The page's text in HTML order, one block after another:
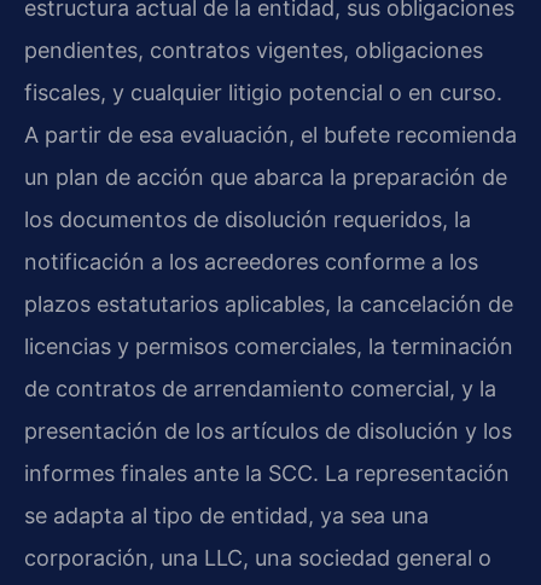
estructura actual de la entidad, sus obligaciones
pendientes, contratos vigentes, obligaciones
fiscales, y cualquier litigio potencial o en curso.
A partir de esa evaluación, el bufete recomienda
un plan de acción que abarca la preparación de
los documentos de disolución requeridos, la
notificación a los acreedores conforme a los
plazos estatutarios aplicables, la cancelación de
licencias y permisos comerciales, la terminación
de contratos de arrendamiento comercial, y la
presentación de los artículos de disolución y los
informes finales ante la SCC. La representación
se adapta al tipo de entidad, ya sea una
corporación, una LLC, una sociedad general o